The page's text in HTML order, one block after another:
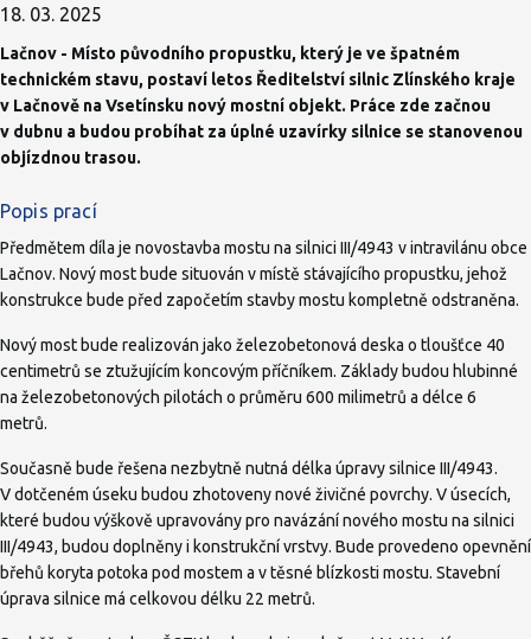
18. 03. 2025
Lačnov - Místo původního propustku, který je ve špatném
technickém stavu, postaví letos Ředitelství silnic Zlínského kraje
v Lačnově na Vsetínsku nový mostní objekt. Práce zde začnou
v dubnu a budou probíhat za úplné uzavírky silnice se stanovenou
objízdnou trasou.
Popis prací
Předmětem díla je novostavba mostu na silnici III/4943 v intravilánu obce
Lačnov. Nový most bude situován v místě stávajícího propustku, jehož
konstrukce bude před započetím stavby mostu kompletně odstraněna.
Nový most bude realizován jako železobetonová deska o tloušťce 40
centimetrů se ztužujícím koncovým příčníkem. Základy budou hlubinné
na železobetonových pilotách o průměru 600 milimetrů a délce 6
metrů.
Současně bude řešena nezbytně nutná délka úpravy silnice III/4943.
V dotčeném úseku budou zhotoveny nové živičné povrchy. V úsecích,
které budou výškově upravovány pro navázání nového mostu na silnici
III/4943, budou doplněny i konstrukční vrstvy. Bude provedeno opevnění
břehů koryta potoka pod mostem a v těsné blízkosti mostu. Stavební
úprava silnice má celkovou délku 22 metrů.